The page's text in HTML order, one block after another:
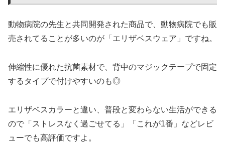
動物病院の先生と共同開発された商品で、動物病院でも販
売されてることが多いのが「エリザベスウェア」ですね。
伸縮性に優れた抗菌素材で、背中のマジックテープで固定
するタイプで付けやすいのも◎
エリザベスカラーと違い、普段と変わらない生活ができる
ので「ストレスなく過ごせてる」「これが1番」などレビ
ューでも高評価ですよ。